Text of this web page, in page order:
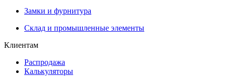
Замки и фурнитура
Склад и промышленные элементы
Клиентам
Распродажа
Калькуляторы